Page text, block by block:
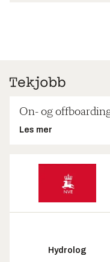
On- og
Les mer
Hydrolog